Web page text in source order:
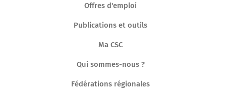
Offres d'emploi
Publications et outils
Ma CSC
Qui sommes-nous ?
Fédérations régionales